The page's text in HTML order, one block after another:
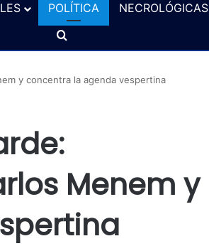
POLÍTICA NECROLÓGICAS
Buscar
y concentra la agenda vespertina
Menem y